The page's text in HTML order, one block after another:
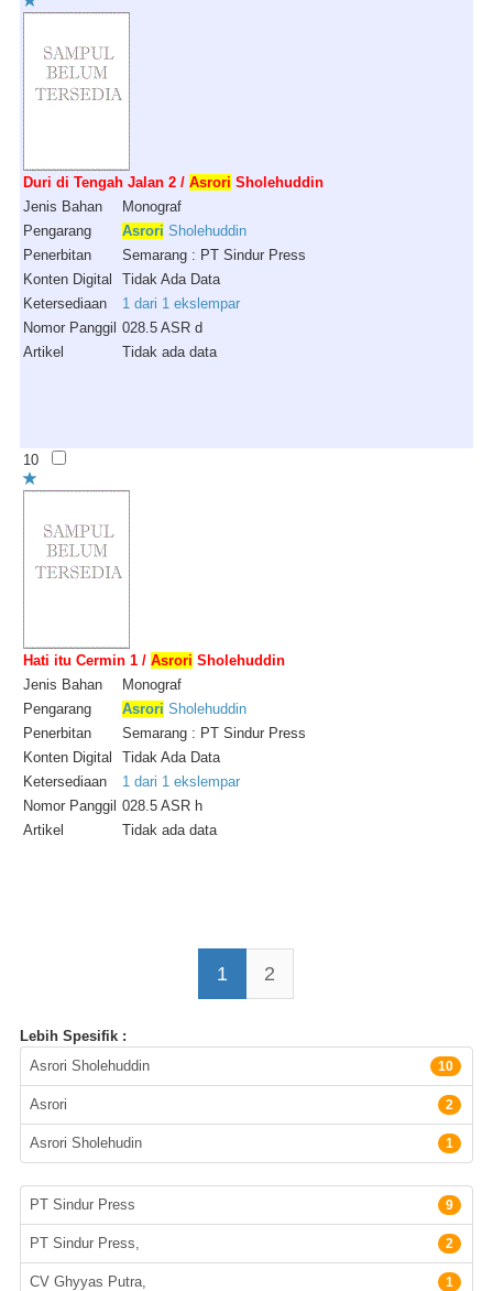
Duri di Tengah Jalan 2 / Asrori Sholehuddin
Jenis Bahan
Monograf
Pengarang
Asrori Sholehuddin
Penerbitan
Semarang : PT Sindur Press
Konten Digital
Tidak Ada Data
Ketersediaan
1 dari 1 ekslempar
Nomor Panggil 028.5 ASR d
Artikel
Tidak ada data
10
Hati itu Cermin 1 / Asrori Sholehuddin
Jenis Bahan
Monograf
Pengarang
Asrori Sholehuddin
Penerbitan
Semarang : PT Sindur Press
Konten Digital
Tidak Ada Data
Ketersediaan
1 dari 1 ekslempar
Nomor Panggil 028.5 ASR h
Artikel
Tidak ada data
1 2
Lebih Spesifik :
Pengarang
Asrori Sholehuddin 10
Asrori 2
Asrori Sholehudin 1
Penerbit
PT Sindur Press 9
PT Sindur Press, 2
CV Ghyyas Putra, 1